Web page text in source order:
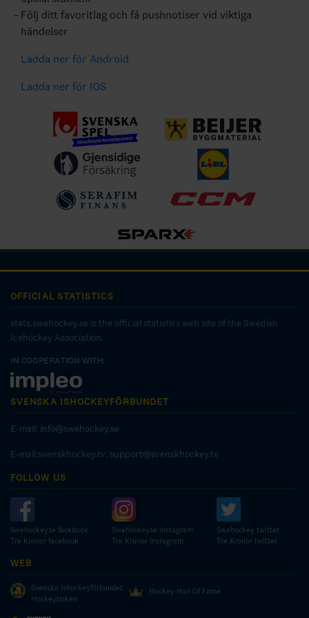
Följ ditt favoritlag och få pushnotiser vid viktiga
händelser
Ladda ner för Android
Ladda ner för IOS
OFFICIAL STATISTICS
stats.swehockey.se is the official statistics web site of the Swedish
Icehockey Association.
IN COOPERATION WITH:
SVENSKA ISHOCKEYFÖRBUNDET
E-mail: info@swehockey.se
E-mail:svenskhockey.tv: support@svenskhockey.tv
FOLLOW US
Swehockeyse facebook
Tre Kronor facebook
Swehockeyse Instagram
Tre Kronor instagram
Swehockey twitter
Tre Kronor twitter
WEB
Svenska Ishockeyförbundet
Hockeyboken
Hockey Hall Of Fame